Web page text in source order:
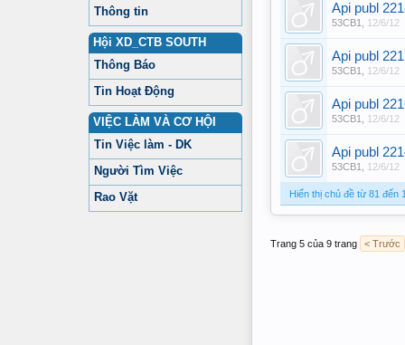
Thông tin
Hội XD_CTB SOUTH
Thông Báo
Tin Hoạt Động
VIỆC LÀM VÀ CƠ HỘI
Tin Việc làm - DK
Người Tìm Việc
Rao Vặt
Api publ
53CB1 12/6/12
Api publ
53CB1 12/6/12
Api publ
53CB1 12/6/12
Api publ
53CB1 12/6/12
Hiển thị chủ đề từ 81 đến
Trang 5 của 9 trang < Trước